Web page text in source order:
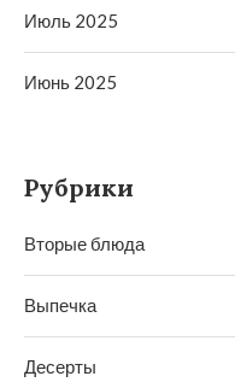
Июль 2025
Июнь 2025
Рубрики
Вторые блюда
Выпечка
Десерты